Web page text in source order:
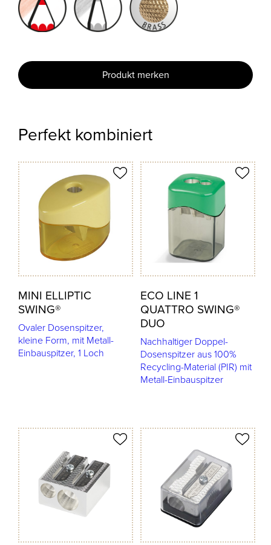
Produkt merken
Perfekt kombiniert
MINI ELLIPTIC
SWING®
Ovaler Dosenspitzer,
kleine Form, mit Metall-
Einbauspitzer, 1 Loch
merken
ECO LINE 1
QUATTRO SWING®
DUO
Nachhaltiger Doppel-
Dosenspitzer aus 100%
Recycling-Material (PIR) mit
Metall-Einbauspitzer
Produkt merken
merken Produkt merken